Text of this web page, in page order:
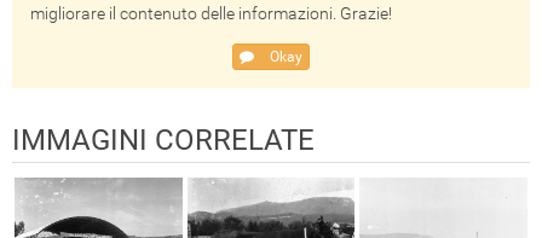
migliorare il contenuto delle informazioni. Grazie!
Okay
IMMAGINI CORRELATE